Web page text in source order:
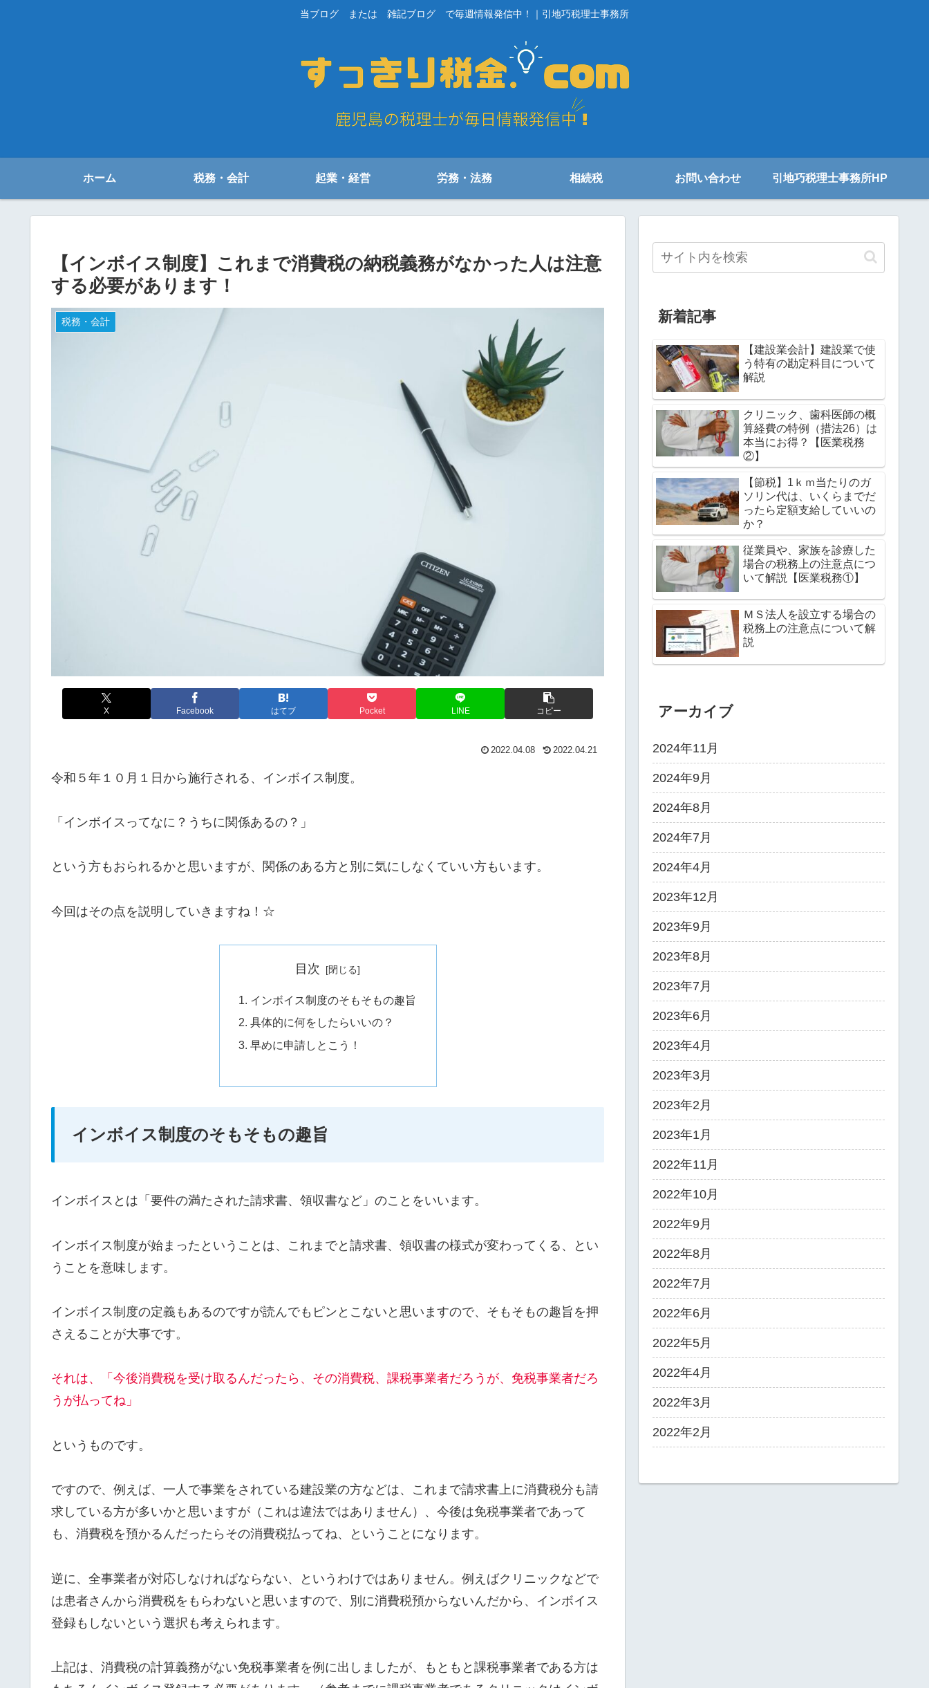
当ブログ または 雑記ブログ で毎週情報発信中！｜引地巧税理士事務所
ホーム 税務・会計 起業・経営 労務・法務 相続税 お問い合わせ 引地巧税理士事務所HP
【インボイス制度】これまで消費税の納税義務がなかった人は注意
する必要があります！
税務・会計
X Facebook はてブ Pocket LINE コピー
2022.04.08 2022.04.21
令和５年１０月１日から施行される、インボイス制度。
「インボイスってなに？うちに関係あるの？」
という方もおられるかと思いますが、関係のある方と別に気にしなくていい方もいます。
今回はその点を説明していきますね！☆
目次
インボイス制度のそもそもの趣旨
具体的に何をしたらいいの？
早めに申請しとこう！
インボイス制度のそもそもの趣旨
インボイスとは「要件の満たされた請求書、領収書など」のことをいいます。
インボイス制度が始まったということは、これまでと請求書、領収書の様式が変わってくる、とい
うことを意味します。
インボイス制度の定義もあるのですが読んでもピンとこないと思いますので、そもそもの趣旨を押
さえることが大事です。
それは、「今後消費税を受け取るんだったら、その消費税、課税事業者だろうが、免税事業者だろ
うが払ってね」
というものです。
ですので、例えば、一人で事業をされている建設業の方などは、これまで請求書上に消費税分も請
求している方が多いかと思いますが（これは違法ではありません）、今後は免税事業者であって
も、消費税を預かるんだったらその消費税払ってね、ということになります。
逆に、全事業者が対応しなければならない、というわけではありません。例えばクリニックなどで
は患者さんから消費税をもらわないと思いますので、別に消費税預からないんだから、インボイス
登録もしないという選択も考えられます。
上記は、消費税の計算義務がない免税事業者を例に出しましたが、もともと課税事業者である方は
新着記事
【建設業会計】建設業で使
う特有の勘定科目について
解説
クリニック、歯科医師の概
算経費の特例（措法26）は
本当にお得？【医業税務
②】
【節税】1ｋｍ当たりのガ
ソリン代は、いくらまでだ
ったら定額支給していいの
か？
従業員や、家族を診療した
場合の税務上の注意点につ
いて解説【医業税務①】
ＭＳ法人を設立する場合の
税務上の注意点について解
説
アーカイブ
2024年11月
2024年9月
2024年8月
2024年7月
2024年4月
2023年12月
2023年9月
2023年8月
2023年7月
2023年6月
2023年4月
2023年3月
2023年2月
2023年1月
2022年11月
2022年10月
2022年9月
2022年8月
2022年7月
2022年6月
2022年5月
2022年4月
2022年3月
2022年2月